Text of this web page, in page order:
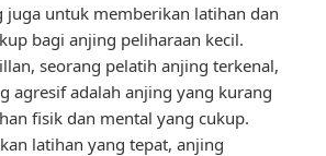
juga untuk memberikan latihan dan
bagi anjing peliharaan kecil.
seorang pelatih anjing terkenal,
agresif adalah anjing yang kurang
fisik dan mental yang cukup.
latihan yang tepat, anjing